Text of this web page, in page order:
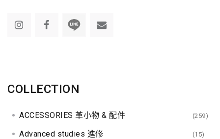
COLLECTION
ACCESSORIES 革小物 & 配件 (259)
Advanced studies 進修 (15)